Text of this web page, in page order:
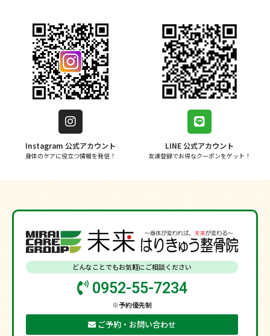
Instagram 公式アカウント
身体のケアに役立つ情報を発信！
LINE 公式アカウント
友達登録でお得なクーポンをゲット！
どんなことでもお気軽にご相談ください
0952-55-7234
※予約優先制
ご予約・お問い合わせ